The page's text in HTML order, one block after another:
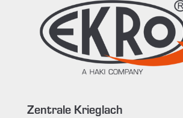
Zentrale Krieglach